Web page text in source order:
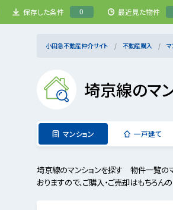
保存した条件 0 最近見た物件
小田急不動産仲介サイト 不動産購入 マ
埼京線のマ
マンション 一戸建て
埼京線のマンションを探す 物件一覧の
おりますので、ご購入・ご売却はもちろん